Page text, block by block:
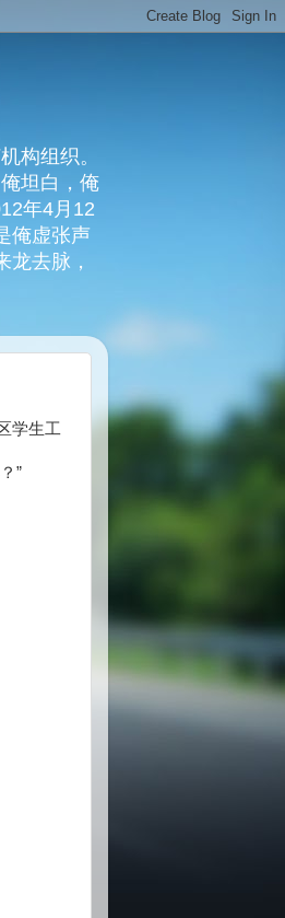
构组织。
坦白，俺
年4月12
俺虚张声
去脉，
学生工
”